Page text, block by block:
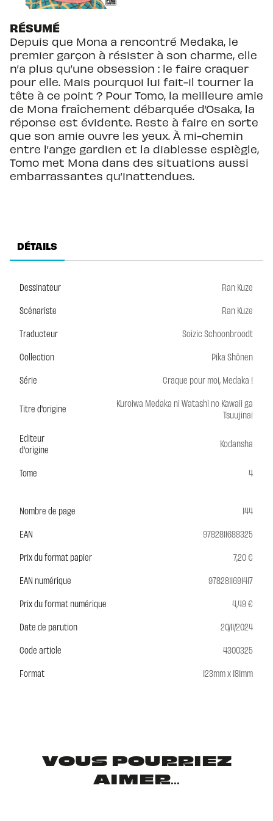
RÉSUMÉ
Depuis que Mona a rencontré Medaka, le
premier garçon à résister à son charme, elle
n’a plus qu’une obsession : le faire craquer
pour elle. Mais pourquoi lui fait-il tourner la
tête à ce point ? Pour Tomo, la meilleure amie
de Mona fraîchement débarquée d’Osaka, la
réponse est évidente. Reste à faire en sorte
que son amie ouvre les yeux. À mi-chemin
entre l’ange gardien et la diablesse espiègle,
Tomo met Mona dans des situations aussi
embarrassantes qu’inattendues.
DÉTAILS
Dessinateur
Ran Kuze
Scénariste
Ran Kuze
Traducteur
Soizic Schoonbroodt
Collection
Pika Shônen
Série
Craque pour moi, Medaka !
Titre d'origine
Kuroiwa Medaka ni Watashi no Kawaii ga
Tsuujinai
Editeur
d'origine
Kodansha
Tome 4
Nombre de page
144
EAN
9782811688325
Prix du format papier
7,20 €
EAN numérique
9782811691417
Prix du format numérique
4,49 €
Date de parution
20/11/2024
Code article
4300325
Format
123mm x 181mm
VOUS POURRIEZ
AIMER...